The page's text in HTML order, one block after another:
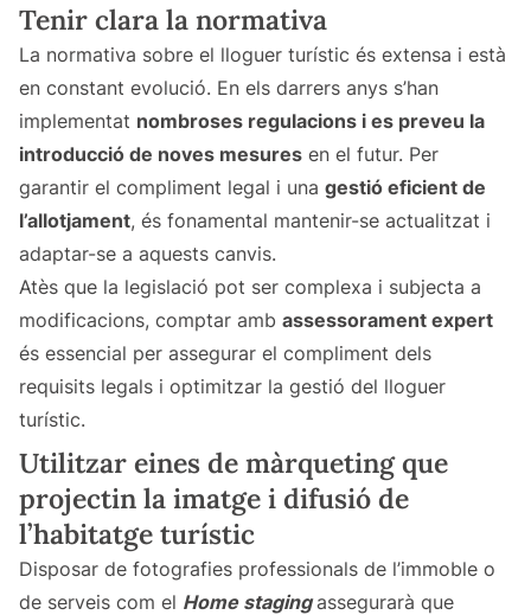
Tenir clara la normativa
La normativa sobre el lloguer turístic és extensa i està
en constant evolució. En els darrers anys s’han
implementat nombroses regulacions i es preveu la
introducció de noves mesures en el futur. Per
garantir el compliment legal i una gestió eficient de
l’allotjament, és fonamental mantenir-se actualitzat i
adaptar-se a aquests canvis.
Atès que la legislació pot ser complexa i subjecta a
modificacions, comptar amb assessorament expert
és essencial per assegurar el compliment dels
requisits legals i optimitzar la gestió del lloguer
turístic.
Utilitzar eines de màrqueting que
projectin la imatge i difusió de
l’habitatge turístic
Disposar de fotografies professionals de l’immoble o
de serveis com el Home stagingassegurarà que